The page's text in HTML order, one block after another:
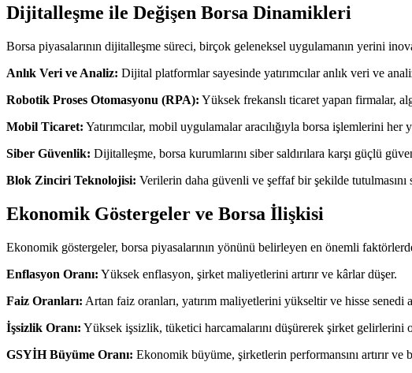
Dijitalleşme ile Değişen Borsa Dinamikleri
Borsa piyasalarının dijitalleşme süreci, birçok geleneksel uygulamanın yerini
Anlık Veri ve Analiz: Dijital platformlar sayesinde yatırımcılar anlık veri ve
Robotik Proses Otomasyonu (RPA): Yüksek frekanslı ticaret yapan firmalar,
Mobil Ticaret: Yatırımcılar, mobil uygulamalar aracılığıyla borsa işlemlerini
Siber Güvenlik: Dijitalleşme, borsa kurumlarını siber saldırılara karşı güçlü
Blok Zinciri Teknolojisi: Verilerin daha güvenli ve şeffaf bir şekilde tutulmasını
Ekonomik Göstergeler ve Borsa İlişkisi
Ekonomik göstergeler, borsa piyasalarının yönünü belirleyen en önemli
Enflasyon Oranı: Yüksek enflasyon, şirket maliyetlerini artırır ve kârlar düşer.
Faiz Oranları: Artan faiz oranları, yatırım maliyetlerini yükseltir ve hisse senedi
İşsizlik Oranı: Yüksek işsizlik, tüketici harcamalarını düşürerek şirket gelirlerini
GSYİH Büyüme Oranı: Ekonomik büyüme, şirketlerin performansını artırır ve